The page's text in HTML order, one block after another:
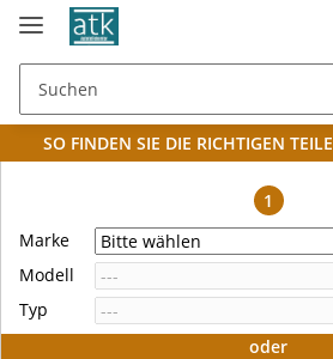
SO FINDEN SIE DIE RICHTIGEN TEILE
1
Marke
Modell
Typ
oder